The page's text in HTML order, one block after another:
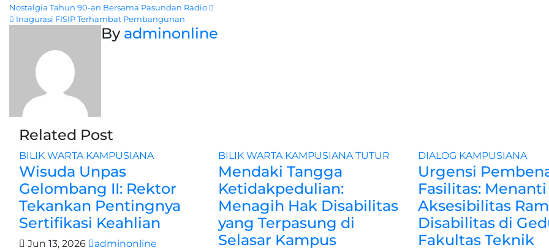
Navigasi
Nostalgia Tahun 90-an Bersama Pasundan Radio
Inagurasi FISIP Terhambat Pembangunan
By adminonline
Related Post
BILIK WARTA KAMPUSIANA
Wisuda Unpas
Gelombang II: Rektor
Tekankan Pentingnya
Sertifikasi Keahlian
Jun 13, 2026 adminonline
BILIK WARTA KAMPUSIANATUTUR
Mendaki Tangga
Ketidakpedulian:
Menagih Hak Disabilitas
yang Terpasung di
Selasar Kampus
DIALOG KAMPUSIANA
Urgensi
Fasilitas: Menanti
Aksesibilitas
Disabilitas di
Fakultas Teknik